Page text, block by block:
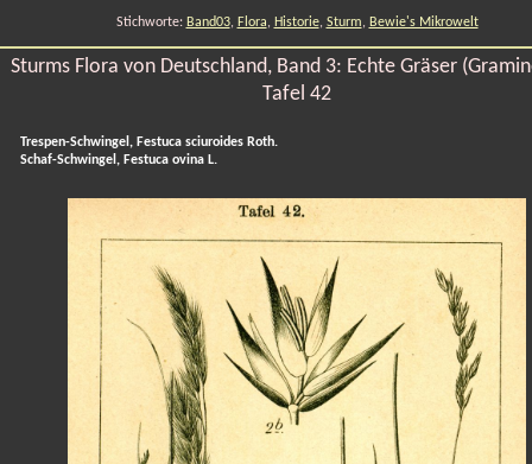
Stichworte: Band03, Flora, Historie, Sturm, Bewie's Mikrowelt
Sturms Flora von Deutschland, Band 3: Echte Gräser
Tafel 42
Trespen-Schwingel, Festuca sciuroides Roth.
Schaf-Schwingel, Festuca ovina L.